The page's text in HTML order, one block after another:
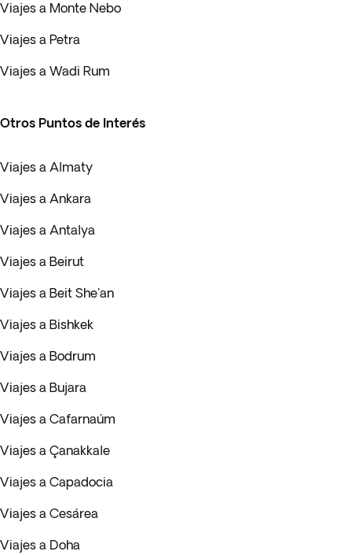
Viajes a Monte Nebo
Viajes a Petra
Viajes a Wadi Rum
Otros Puntos de Interés
Viajes a Almaty
Viajes a Ankara
Viajes a Antalya
Viajes a Beirut
Viajes a Beit She'an
Viajes a Bishkek
Viajes a Bodrum
Viajes a Bujara
Viajes a Cafarnaúm
Viajes a Çanakkale
Viajes a Capadocia
Viajes a Cesárea
Viajes a Doha